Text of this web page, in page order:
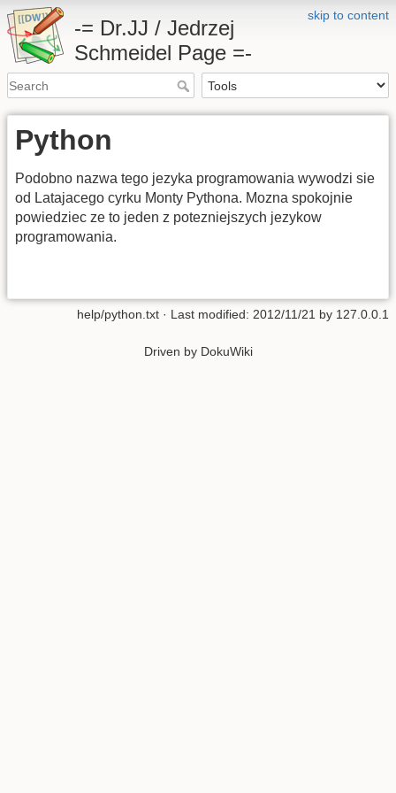
skip to content
-= Dr.JJ / Jedrzej
Schmeidel Page =-
Python
Podobno nazwa tego jezyka programowania wywodzi sie
od Latajacego cyrku Monty Pythona. Mozna spokojnie
powiedziec ze to jeden z potezniejszych jezykow
programowania.
help/python.txt · Last modified: 2012/11/21 by 127.0.0.1
Driven by DokuWiki